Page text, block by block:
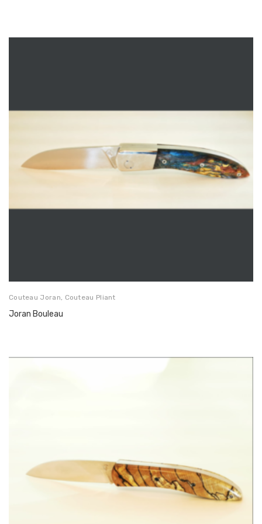
Couteau Joran, Couteau Pliant
Joran Bouleau